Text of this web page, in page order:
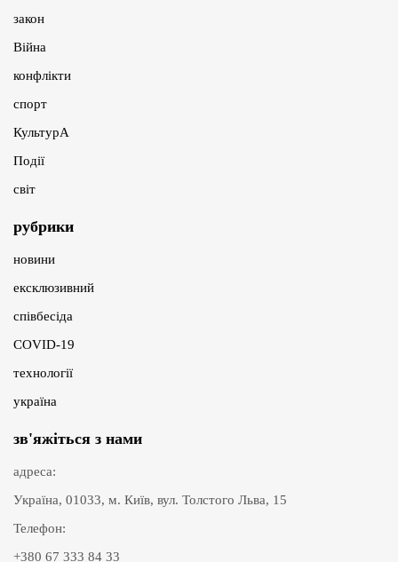
закон
Війна
конфлікти
спорт
КультурА
Події
світ
рубрики
новини
ексклюзивний
співбесіда
COVID-19
технології
україна
зв'яжіться з нами
адреса:
Україна, 01033, м. Київ, вул. Толстого Льва, 15
Телефон:
+380 67 333 84 33